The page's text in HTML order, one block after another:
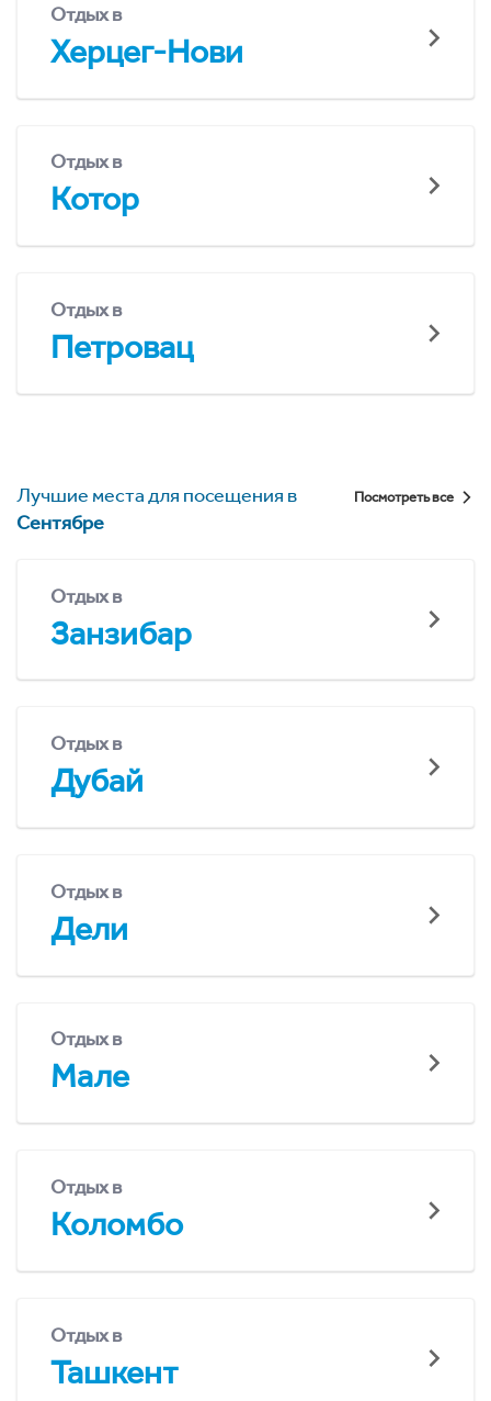
Отдых в
Херцег-Нови
Отдых в
Котор
Отдых в
Петровац
Лучшие места для посещения в
Сентябре
Посмотреть все
Отдых в
Занзибар
Отдых в
Дубай
Отдых в
Дели
Отдых в
Мале
Отдых в
Коломбо
Отдых в
Ташкент